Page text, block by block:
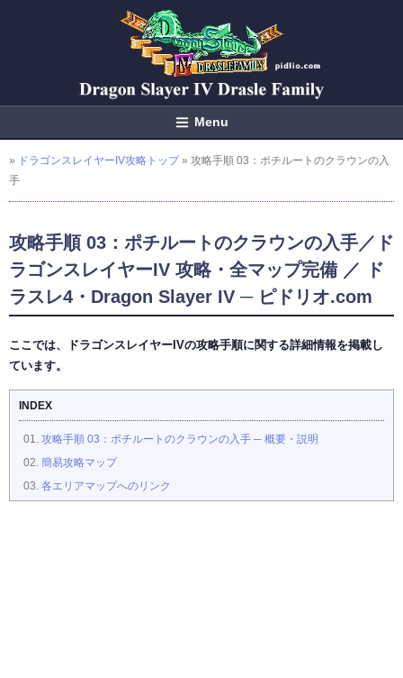
Menu
» ドラゴンスレイヤーIV攻略トップ» 攻略手順 03：ポチルートのクラウンの入
手
攻略手順 03：ポチルートのクラウンの入手／ド
ラゴンスレイヤーIV 攻略・全マップ完備 ／ ド
ラスレ4・Dragon Slayer IV ─ ピドリオ.com
ここでは、ドラゴンスレイヤーIVの攻略手順に関する詳細情報を掲載し
ています。
INDEX
攻略手順 03：ポチルートのクラウンの入手 ─ 概要・説明
簡易攻略マップ
各エリアマップへのリンク